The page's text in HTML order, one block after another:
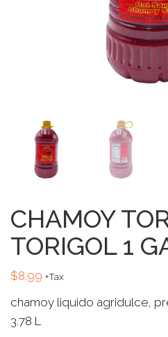
CHAMOY
TORIGOL 1
$8.99 +Tax
chamoy liquido agridulce,
3.78 L